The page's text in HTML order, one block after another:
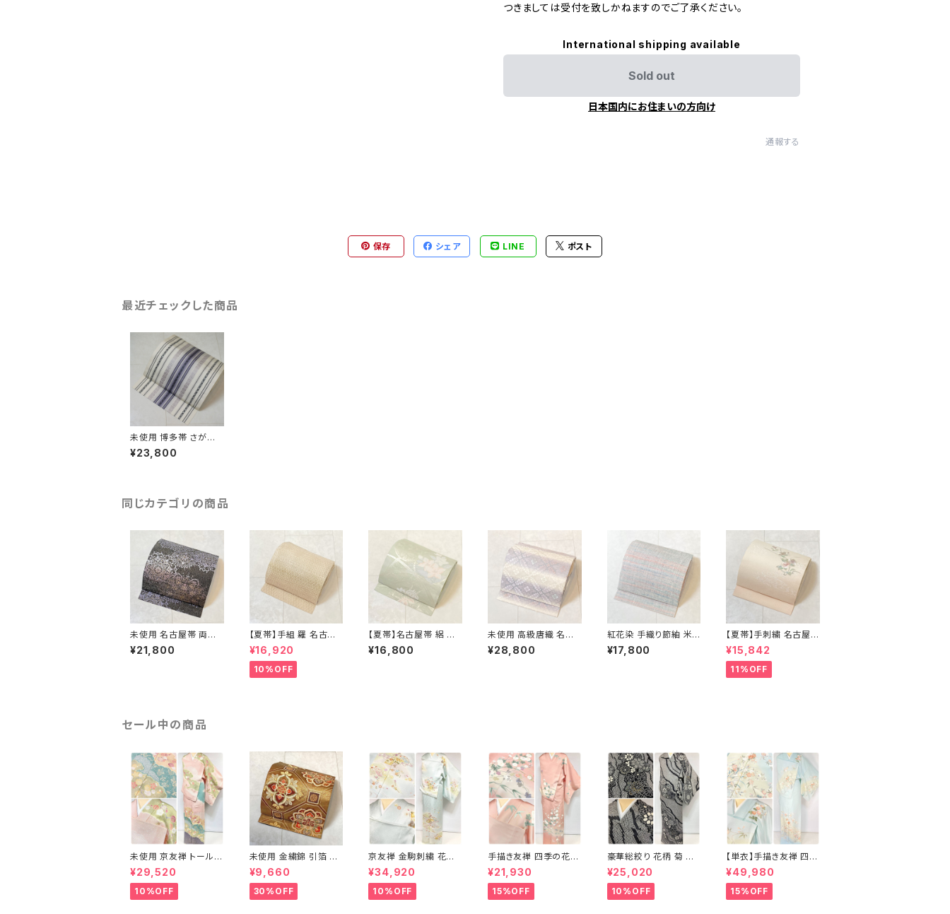
つきましては受付を致しかねますのでご了承ください。
International shipping available
Sold out
日本国内にお住まいの方向け
通報する
保存 シェア LINE ポスト
最近チェックした商品
未使用 博多帯 さが美
謹製 名古屋帯 正絹 献
上 博多織 白 紫 207
¥23,800
同じカテゴリの商品
未使用 名古屋帯 両面
全通 染め帯 銀通し 金
彩 華文 宝相華 正絹 黒
¥21,800
【夏帯】手組 羅 名古屋
帯 絹 生成り色 ピンク
黄緑 639
¥16,920
10%OFF
【夏帯】名古屋帯 絽 花
柄 丸紋 絹 銀糸 黄緑
水色 ピンク パステル 5
¥16,800
未使用 高級唐織 名古
屋帯 花菱 正絹 白 紫
パステルカラー 藤色 7
¥28,800
紅花染 手織り節紬 米
沢織 名古屋帯 正絹 ピ
ンク 青 水色 629
¥17,800
【夏帯】手刺繍 名古屋帯
絽 夏椿 絹 銀箔 白 クリ
¥15,842
11%OFF
セール中の商品
未使用 京友禅 トールサ
イズ 染め分け 金彩 訪
問着 袷 正絹 ピンク 黄
緑 紫 黄色 1438
¥29,520
10%OFF
未使用 金繍錦 引箔 蜀
江文 唐織 華紋 袋帯 正
絹 金糸 ゴールド 赤 紫
710
¥9,660
30%OFF
京友禅 金駒刺繍 花柄
訪問着 正絹 水色 黄緑
パステルカラー アイス
グリーン 1433
¥34,920
10%OFF
手描き友禅 四季の花々
訪問着 袷 正絹 サーモ
ンピンク クリーム 白 桃
花色 1434
¥21,930
15%OFF
豪華総絞り 花柄 菊 椿
藤 訪問着 鹿の子絞り
ラメ 正絹 黒 白 グレー
1435
¥25,020
10%OFF
【単衣】手描き友禅 四季
の花々 正絹 訪問着 水
色 黄緑 白 パステルカラ
ー 1431
¥49,980
15%OFF